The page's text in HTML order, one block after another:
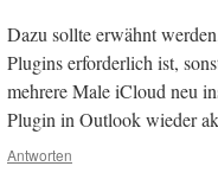
Dazu sollte erwähnt
Plugins erforderlich ist,
mehrere Male iCloud neu
Plugin in Outlook wieder
Antworten